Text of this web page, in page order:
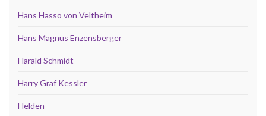
Hans Hasso von Veltheim
Hans Magnus Enzensberger
Harald Schmidt
Harry Graf Kessler
Helden